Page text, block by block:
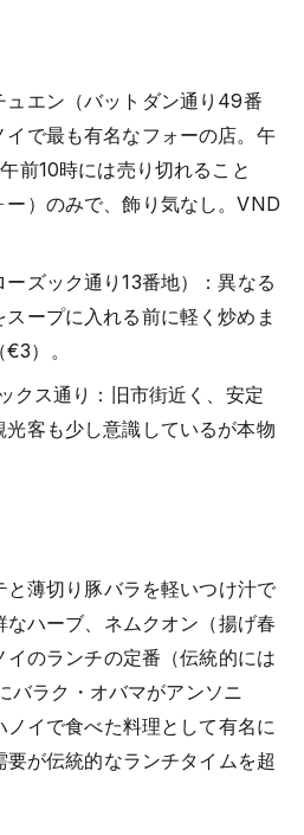
ュエン（バットダン通り49番
で最も有名なフォーの店。午
前10時には売り切れること
ー）のみで、飾り気なし。VND
ズック通り13番地）：異なる
ープに入れる前に軽く炒めま
）。
クス通り：旧市街近く、安定
光客も少し意識しているが本物
薄切り豚バラを軽いつけ汁で
ハーブ、ネムクオン（揚げ春
のランチの定番（伝統的には
バラク・オバマがアンソニ
イで食べた料理として有名に
が伝統的なランチタイムを超